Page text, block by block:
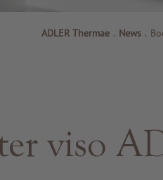
ADLER Thermae . News .
viso